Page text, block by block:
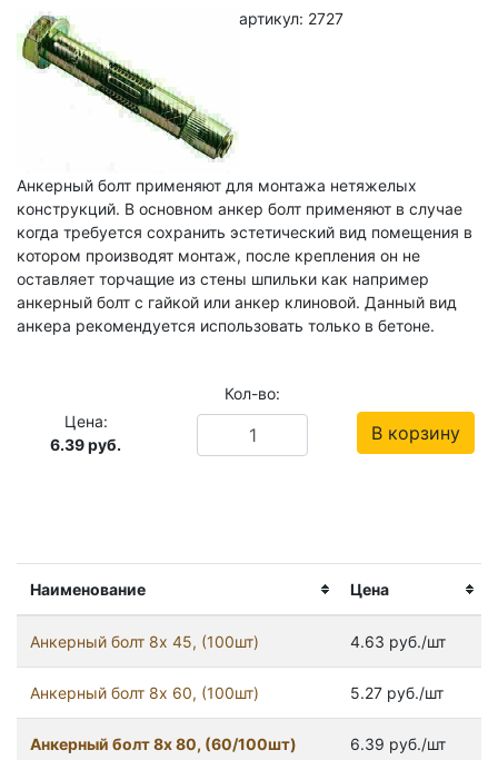
Наименование Цена
Анкерный болт 8x 45, (100шт) 4.63 руб./шт
Анкерный болт 8x 60, (100шт) 5.27 руб./шт
Анкерный болт 8x 80, (60/100шт) 6.39 руб./шт
артикул: 2727
Анкерный болт применяют для монтажа нетяжелых
конструкций. В основном анкер болт применяют в случае
когда требуется сохранить эстетический вид помещения в
котором производят монтаж, после крепления он не
оставляет торчащие из стены шпильки как например
анкерный болт с гайкой или анкер клиновой. Данный вид
анкера рекомендуется использовать только в бетоне.
Цена:
6.39руб.
Кол-во:
В корзину